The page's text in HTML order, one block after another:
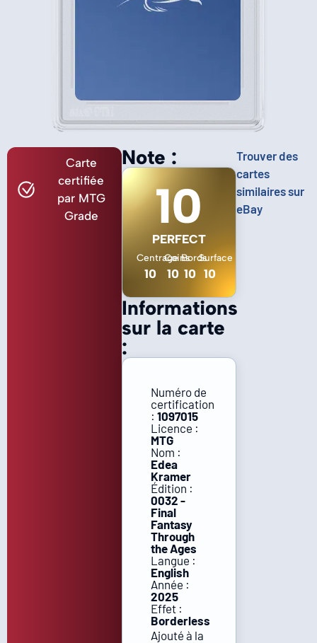
Carte
certifiée
par MTG
Grade
Informations
sur la carte
:
Numéro de
certification
: 1097015
Licence :
MTG
Nom :
Edea
Kramer
Édition :
0032 -
Final
Fantasy
Through
the Ages
Langue :
English
Année :
2025
Effet :
Borderless
Ajouté à la
Note :
10
PERFECT
Centrage
10
Coins
10
Bords
10
Surface
10
Trouver des
cartes
similaires sur
eBay